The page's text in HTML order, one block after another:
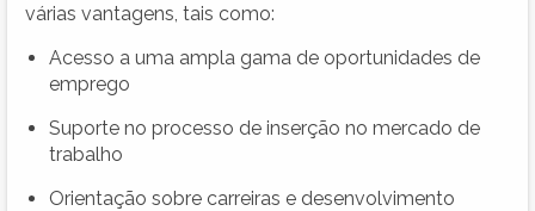
várias vantagens, tais como:
Acesso a uma ampla gama de oportunidades de
emprego
Suporte no processo de inserção no mercado de
trabalho
Orientação sobre carreiras e desenvolvimento